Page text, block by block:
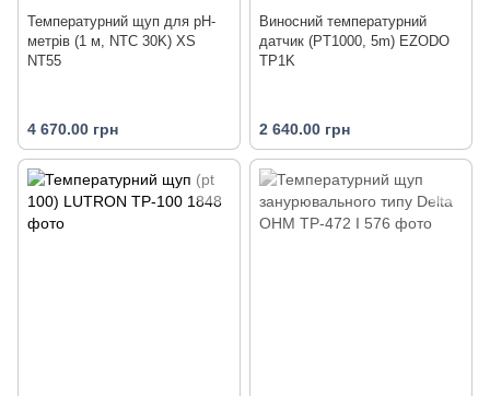
Температурний щуп для pH-
метрів (1 м, NTC 30K) XS
NT55
4 670.00 грн
Виносний температурний
датчик (PT1000, 5m) EZODO
TP1K
2 640.00 грн